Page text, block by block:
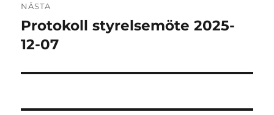
NÄSTA
Nästa
inlägg:
Protokoll styrelsemöte 2025-
12-07